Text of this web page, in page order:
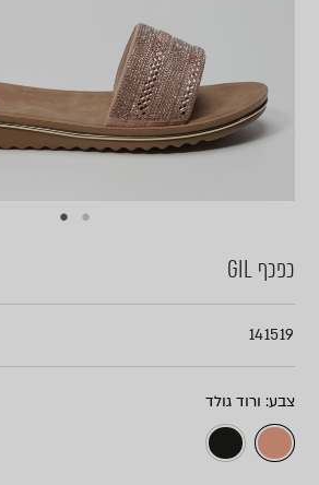
כפכף GIL
141519
צבע